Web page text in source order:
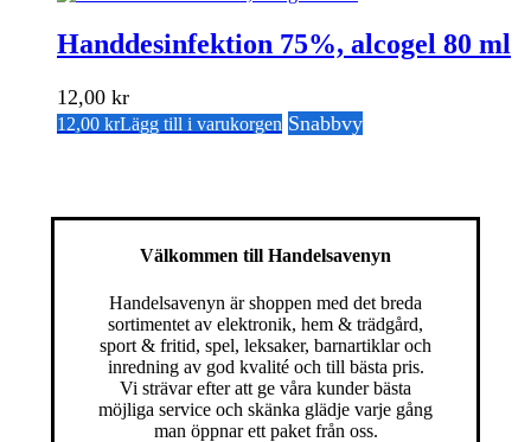
Handdesinfektion 75%, alcogel 80 ml
12,00 kr
12,00 krLägg till i varukorgen Snabbvy
Välkommen till Handelsavenyn
Handelsavenyn är shoppen med det breda
sortimentet av elektronik, hem & trädgård,
sport & fritid, spel, leksaker, barnartiklar och
inredning av god kvalité och till bästa pris.
Vi strävar efter att ge våra kunder bästa
möjliga service och skänka glädje varje gång
man öppnar ett paket från oss.